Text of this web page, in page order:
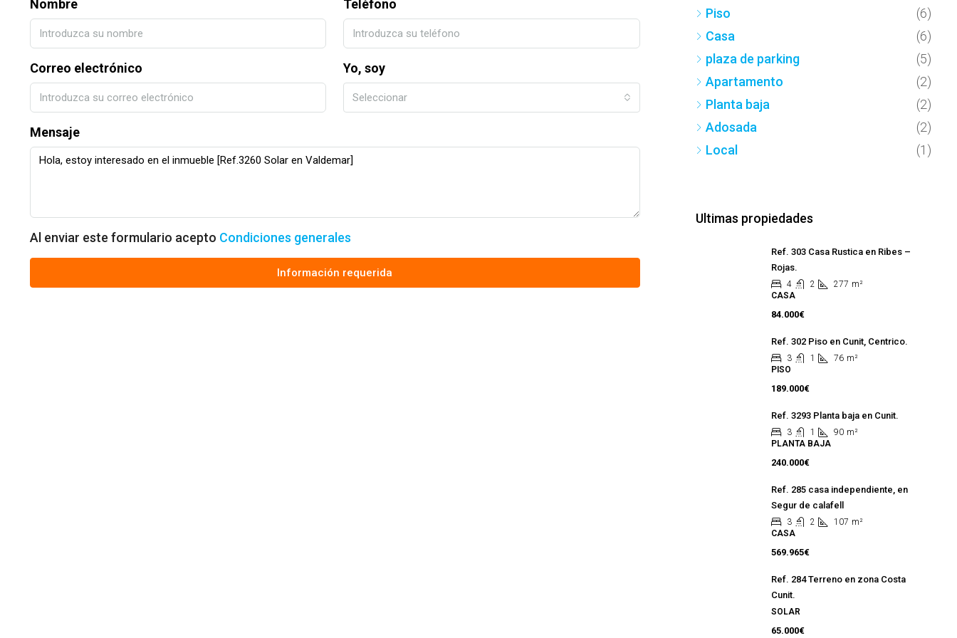
Nombre Teléfono
Correo electrónico Yo, soy
Seleccionar
Mensaje
Al enviar este formulario acepto Condiciones generales
Información requerida
Piso
(6)
Casa
(6)
plaza de parking
(5)
Apartamento
(2)
Planta baja
(2)
Adosada
(2)
Local
(1)
Ultimas propiedades
Ref. 303 Casa Rustica en Ribes –
Rojas.
4 2 277 m²
CASA
84.000€
Ref. 302 Piso en Cunit, Centrico.
3 1 76 m²
PISO
189.000€
Ref. 3293 Planta baja en Cunit.
3 1 90 m²
PLANTA BAJA
240.000€
Ref. 285 casa independiente, en
Segur de calafell
3 2 107 m²
CASA
569.965€
Ref. 284 Terreno en zona Costa
Cunit.
SOLAR
65.000€